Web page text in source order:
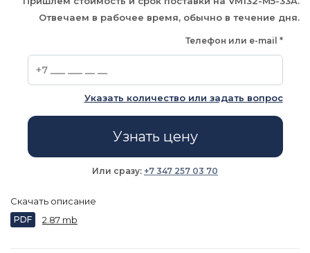
Отвечаем в рабочее время, обычно в течение дня.
Телефон или e-mail *
Указать количество или задать вопрос
Узнать цену
Или сразу: +7 347 257 03 70
Скачать описание
PDF 2.87 mb